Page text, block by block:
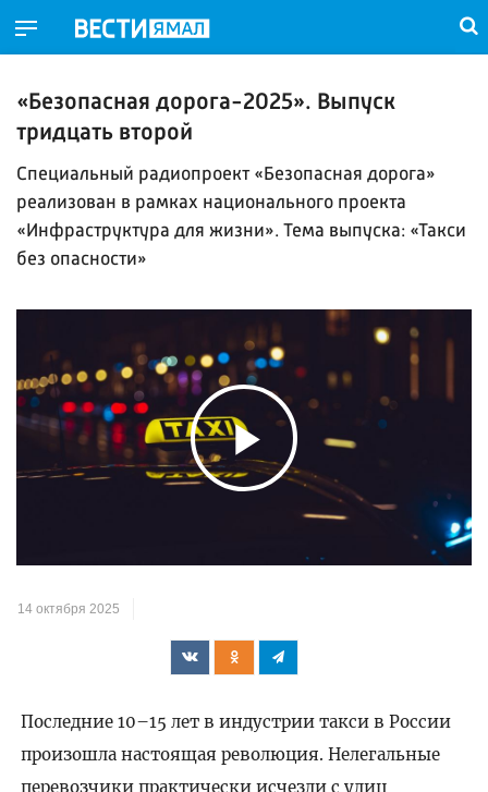
«Безопасная дорога-2025». Выпуск
тридцать второй
Специальный радиопроект «Безопасная дорога»
реализован в рамках национального проекта
«Инфраструктура для жизни». Тема выпуска: «Такси
без опасности»
Play
14 октября 2025
Последние 10–15 лет в индустрии такси в России
произошла настоящая революция. Нелегальные
перевозчики практически исчезли с улиц